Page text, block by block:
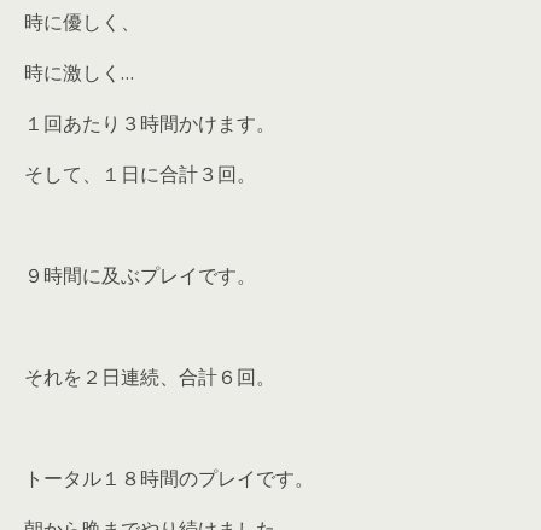
時に優しく、
時に激しく…
１回あたり３時間かけます。
そして、１日に合計３回。
９時間に及ぶプレイです。
それを２日連続、合計６回。
トータル１８時間のプレイです。